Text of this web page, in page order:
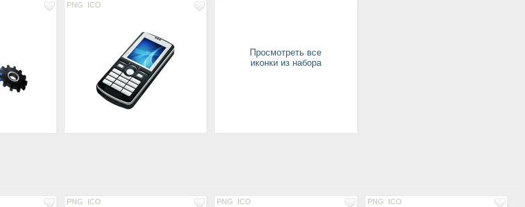
PNG ICO
Просмотреть все
иконки из набора
PNG ICO PNG ICO PNG ICO